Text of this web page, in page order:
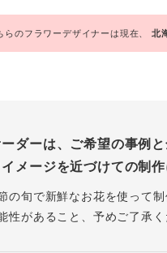
らのフラワーデザイナーは現在、北
ダーは、ご希望の事例
メージを近づけての制作
の旬で新鮮なお花を使って
性があること、予めご了承く